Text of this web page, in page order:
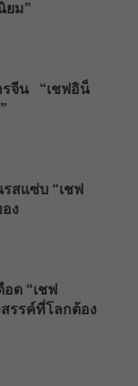
ยม”
รจีน “เชฟอิน็
อม”
สแซ่บ “เชฟ
อง
ด “เชฟ
รรค์ที่โลกต้อง